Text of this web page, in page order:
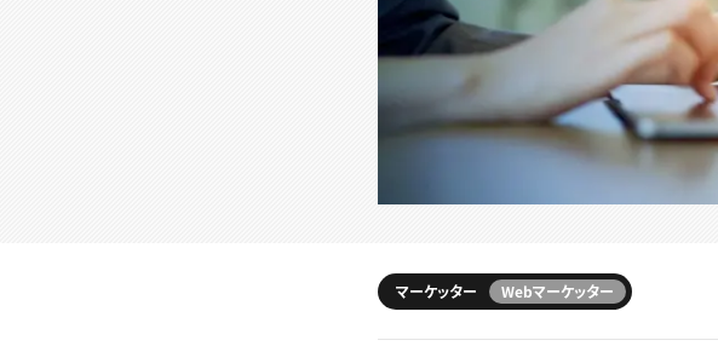
マーケッター Webマーケッター